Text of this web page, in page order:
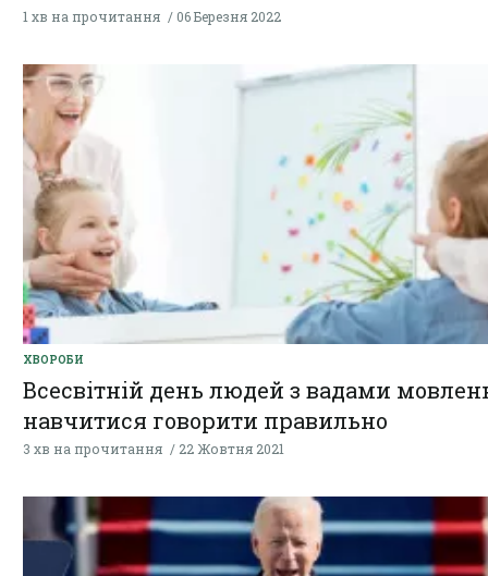
1 хв на прочитання 06 Березня 2022
ХВОРОБИ
Всесвітній день людей з вадами
навчитися говорити правильно
3 хв на прочитання 22 Жовтня 2021